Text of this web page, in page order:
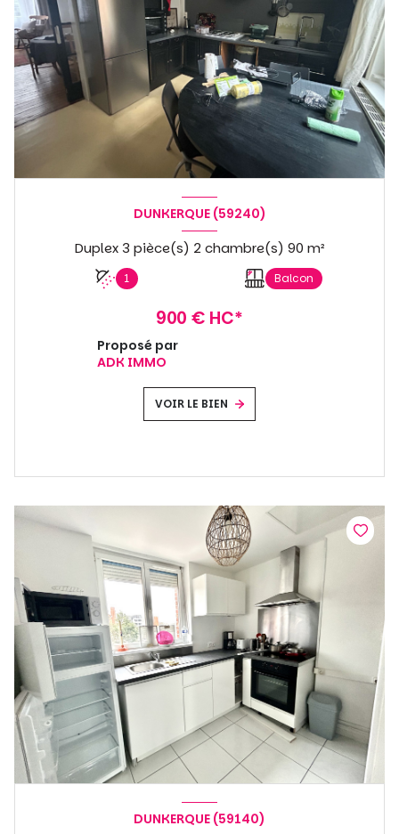
DUNKERQUE (59240)
Duplex 3 pièce(s) 2 chambre(s) 90 m²
1 Balcon
900 € HC*
Proposé par
ADK IMMO
VOIR LE BIEN
DUNKERQUE (59140)